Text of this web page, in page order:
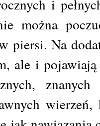
i
można
piersi. Na
ale i
wierzeń,